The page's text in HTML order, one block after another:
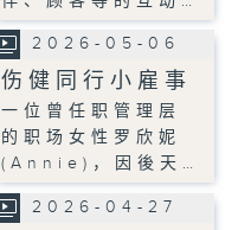
2026-05-06
伤健同行小雇事
一位曾任职管理层
的职场女性罗欣妮
(Annie)，因後天…
2026-04-27